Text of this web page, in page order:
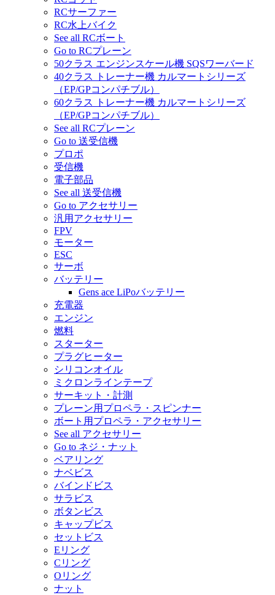
RCサーファー
RC水上バイク
See all RCボート
Go to RCプレーン
50クラス エンジンスケール機 SQSワーバード
40クラス トレーナー機 カルマートシリーズ
（EP/GPコンパチブル）
60クラス トレーナー機 カルマートシリーズ
（EP/GPコンパチブル）
See all RCプレーン
Go to 送受信機
プロポ
受信機
電子部品
See all 送受信機
Go to アクセサリー
汎用アクセサリー
FPV
モーター
ESC
サーボ
バッテリー
Gens ace LiPoバッテリー
充電器
エンジン
燃料
スターター
プラグヒーター
シリコンオイル
ミクロンラインテープ
サーキット・計測
プレーン用プロペラ・スピンナー
ボート用プロペラ・アクセサリー
See all アクセサリー
Go to ネジ・ナット
ベアリング
ナベビス
バインドビス
サラビス
ボタンビス
キャップビス
セットビス
Eリング
Cリング
Oリング
ナット